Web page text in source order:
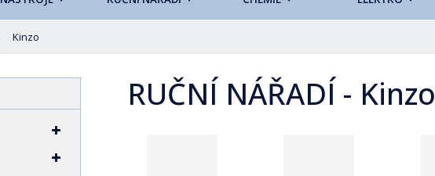
Kinzo
RUČNÍ NÁŘADÍ - Kinzo